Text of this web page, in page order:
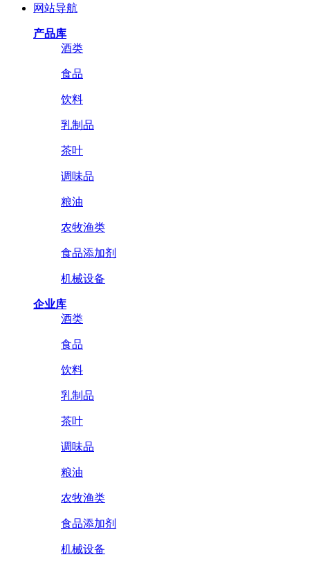
网站导航
产品库
酒类
食品
饮料
乳制品
茶叶
调味品
粮油
农牧渔类
食品添加剂
机械设备
企业库
酒类
食品
饮料
乳制品
茶叶
调味品
粮油
农牧渔类
食品添加剂
机械设备